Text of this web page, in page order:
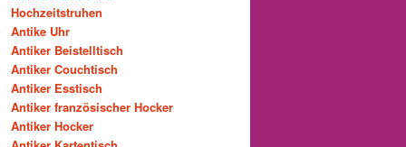
Hochzeitstruhen
Antike Uhr
Antiker Beistelltisch
Antiker Couchtisch
Antiker Esstisch
Antiker französischer Hocker
Antiker Hocker